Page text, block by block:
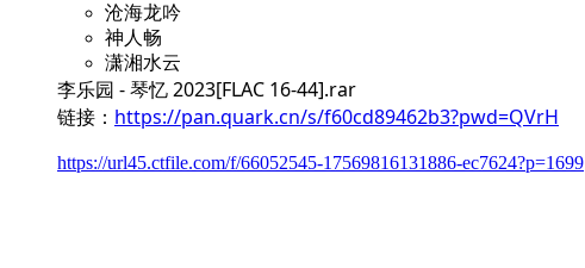
沧海龙吟
神人畅
潇湘水云
李乐园 - 琴忆 2023[FLAC 16-44].rar
链接： https://pan.quark.cn/s/f60cd89462b3?pwd=QVrH
https://url45.ctfile.com/f/66052545-17569816131886-ec7624?p=1699